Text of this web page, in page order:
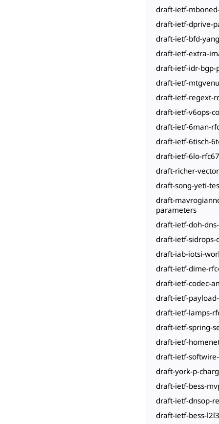
draft-ietf-
draft-ietf-dprive-
draft-ietf-bfd-yang
draft-ietf-extra-
draft-ietf-idr-bgp-
draft-ietf-
draft-ietf-regext-
draft-ietf-v6ops-
draft-ietf-6man-
draft-ietf-6tisch-
draft-ietf-6lo-
draft-richer-
draft-song-yeti-
draft-
parameters
draft-ietf-doh-
draft-ietf-sidrops-
draft-iab-iotsi-
draft-ietf-dime-
draft-ietf-codec-
draft-ietf-
draft-ietf-lamps-
draft-ietf-spring-
draft-ietf-
draft-ietf-
draft-york-p-
draft-ietf-bess-
draft-ietf-dnsop-
draft-ietf-bess-